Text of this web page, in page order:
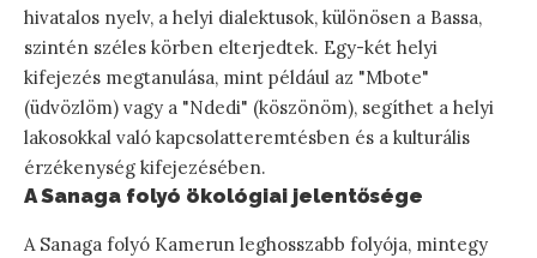
hivatalos nyelv, a helyi dialektusok, különösen a Bassa,
szintén széles körben elterjedtek. Egy-két helyi
kifejezés megtanulása, mint például az "Mbote"
(üdvözlöm) vagy a "Ndedi" (köszönöm), segíthet a helyi
lakosokkal való kapcsolatteremtésben és a kulturális
érzékenység kifejezésében.
A Sanaga folyó ökológiai jelentősége
A Sanaga folyó Kamerun leghosszabb folyója, mintegy